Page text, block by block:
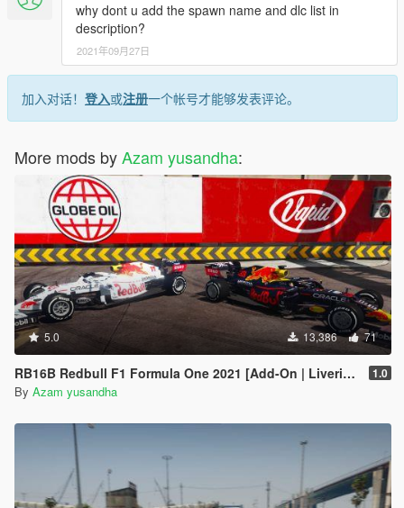
why dont u add the spawn name and dlc list in
description?
2021年09月27日
加入对话！ 登入或注册一个帐号才能够发表评论。
More mods byAzam yusandha:
5.0 13,386 71
RB16B Redbull F1 Formula One 2021 [Add-On | Liveries] 1.0
By Azam yusandha